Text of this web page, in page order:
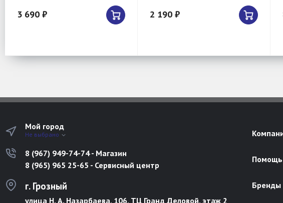
3 690 ₽ 2 190 ₽
Мой город
Не выбрано
8 (967) 949-74-74 - Магазин
8 (965) 965 25-65 - Сервисный центр
г. Грозный
улица Н. А. Назарбаева, 106, ТЦ Гранд Деловой, этаж 2
Помощь
Бренды